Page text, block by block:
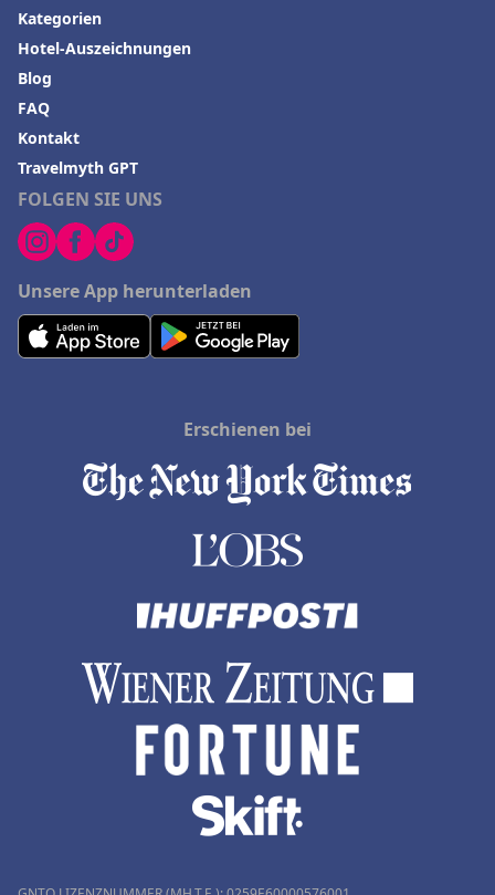
FOLGEN SIE UNS
Unsere App herunterladen
Kategorien
Hotel-Auszeichnungen
Blog
FAQ
Kontakt
Travelmyth GPT
Erschienen bei